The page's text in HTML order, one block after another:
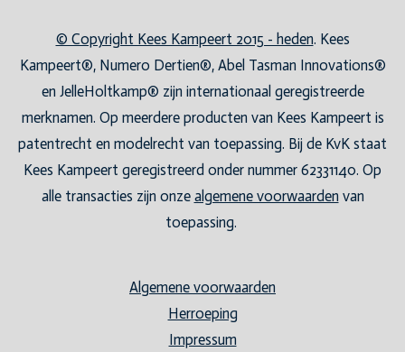
© Copyright Kees Kampeert 2015 - heden. Kees
Kampeert®, Numero Dertien®, Abel Tasman Innovations®
en JelleHoltkamp® zijn internationaal geregistreerde
merknamen. Op meerdere producten van Kees Kampeert is
patentrecht en modelrecht van toepassing. Bij de KvK staat
Kees Kampeert geregistreerd onder nummer 62331140. Op
alle transacties zijn onze algemene voorwaarden van
toepassing.
Algemene voorwaarden
Herroeping
Impressum